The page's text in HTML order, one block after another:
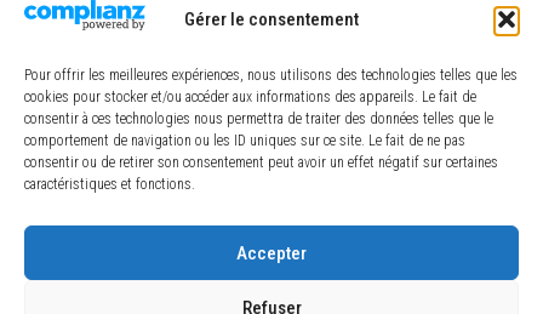
Gérer le consentement
Pour offrir les meilleures expériences, nous utilisons des technologies telles que les
cookies pour stocker et/ou accéder aux informations des appareils. Le fait de
consentir à ces technologies nous permettra de traiter des données telles que le
comportement de navigation ou les ID uniques sur ce site. Le fait de ne pas
consentir ou de retirer son consentement peut avoir un effet négatif sur certaines
caractéristiques et fonctions.
Accepter
Refuser
Ruban Adhésif
Stabilo Point 88
Surligneurs
Piles
ref_logiciel